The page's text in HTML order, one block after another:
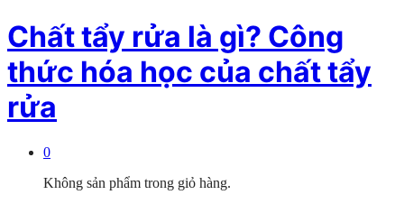
Chất tẩy rửa là gì? Công
thức hóa học của chất tẩy
rửa
0
Không sản phẩm trong giỏ hàng.